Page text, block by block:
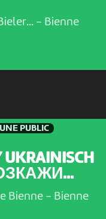
- Bienne
PUBLIC
UKRAINISCH
Bienne - Bienne